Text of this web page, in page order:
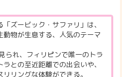
ズービック・サファリ」は、
物が生息する、人気のテーマ
られ、フィリピンで唯一のトラ
との至近距離での出会いや、
リングな体験ができる。